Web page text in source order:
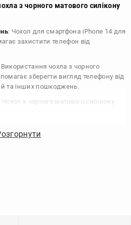
з чорного матового силікону
: Чохол для смартфона iPhone 14 для
захистити телефон від
Використання чохла з чорного
зберегти вигляд телефону від
та інших пошкоджень.
Чохол з чорного матового силікону
в майбутньому.
- це дуже корисний аксесуар, який
зберегти його цінність і